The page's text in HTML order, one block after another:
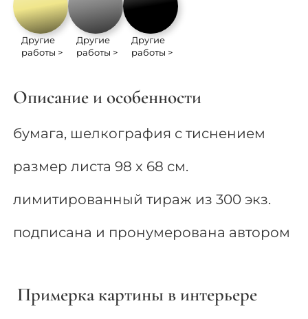
Другие
работы >
Другие
работы >
Другие
работы >
Описание и особенности
бумага, шелкография с тиснением
размер листа 98 x 68 см.
лимитированный тираж из 300 экз.
подписана и пронумерована автором
Примерка картины в интерьере